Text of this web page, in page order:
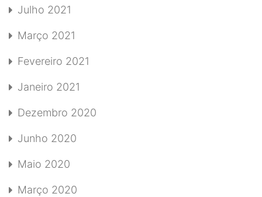
Julho 2021
Março 2021
Fevereiro 2021
Janeiro 2021
Dezembro 2020
Junho 2020
Maio 2020
Março 2020